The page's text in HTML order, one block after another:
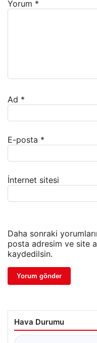
Yorum *
Ad *
E-posta *
İnternet sitesi
Daha sonraki
posta adresim ve site
kaydedilsin.
Hava Durumu